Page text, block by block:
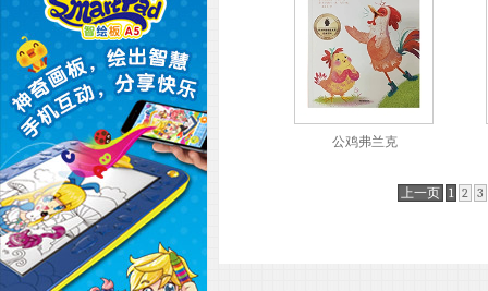
公鸡弗兰克
上一页 1 2 3